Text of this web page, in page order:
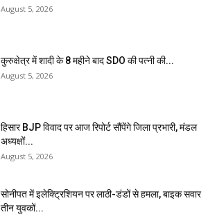
August 5, 2026
कुरुक्षेत्र में शादी के 8 महीने बाद SDO की पत्नी की...
August 5, 2026
हिसार BJP विवाद पर आज रिपोर्ट सौंपेंगे जिला प्रभारी, मंडल
अध्यक्षों...
August 5, 2026
सोनीपत में इलेक्ट्रिशियन पर लाठी-डंडों से हमला, बाइक सवार
तीन युवकों...